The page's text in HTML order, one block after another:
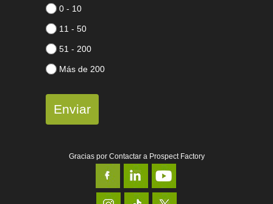
0 - 10
11 - 50
51 - 200
Más de 200
Enviar
Gracias por Contactar a Prospect Factory